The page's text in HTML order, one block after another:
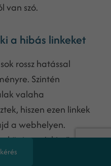
van szó.
a hibás linkeket
rossz hatással
Szintén
valaha
hiszen ezen linkek
a webhelyen.
is segít kiszűrni – a
például az